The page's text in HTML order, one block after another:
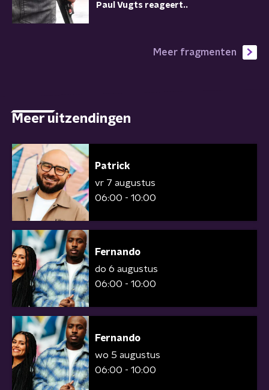
Paul Vugts reageert..
Meer fragmenten
Meer uitzendingen
Patrick
vr 7 augustus
06:00 - 10:00
Fernando
do 6 augustus
06:00 - 10:00
Fernando
wo 5 augustus
06:00 - 10:00